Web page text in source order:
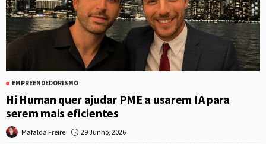
EMPREENDEDORISMO
Hi Human quer ajudar PME a usarem IA para
serem mais eficientes
Mafalda Freire 29 Junho, 2026